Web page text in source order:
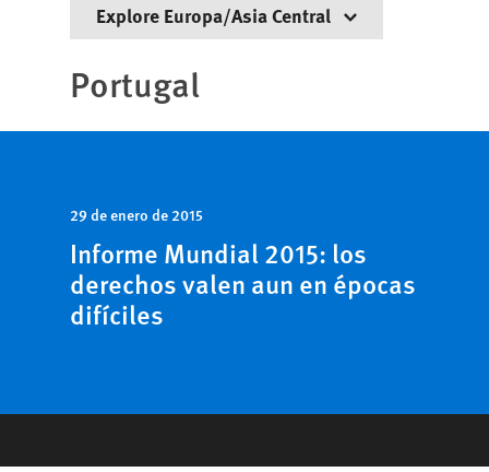
Explore Europa/Asia Central
Portugal
29 de enero de 2015
Informe Mundial 2015: los
derechos valen aun en épocas
difíciles